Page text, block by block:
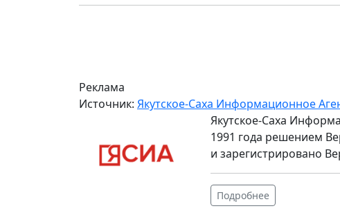
Реклама
Источник: Якутское-Саха Информационное
Якутское-Саха
1991 года решением
и зарегистрировано
Подробнее